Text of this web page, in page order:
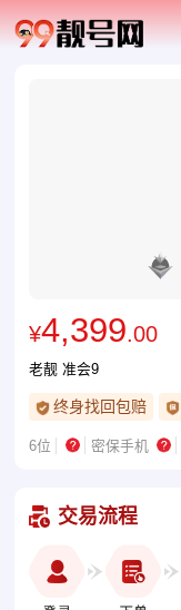
¥4,399.00
老靓 准会9
终身找回包赔
6位 密保手机
交易流程